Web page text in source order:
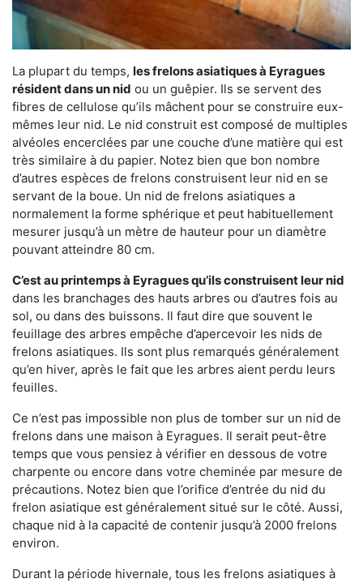
La plupart du temps, les frelons asiatiques à Eyragues
résident dans un nid ou un guêpier. Ils se servent des
fibres de cellulose qu’ils mâchent pour se construire eux-
mêmes leur nid. Le nid construit est composé de multiples
alvéoles encerclées par une couche d’une matière qui est
très similaire à du papier. Notez bien que bon nombre
d’autres espèces de frelons construisent leur nid en se
servant de la boue. Un nid de frelons asiatiques a
normalement la forme sphérique et peut habituellement
mesurer jusqu’à un mètre de hauteur pour un diamètre
pouvant atteindre 80 cm.
C’est au printemps à Eyragues qu’ils construisent leur nid
dans les branchages des hauts arbres ou d’autres fois au
sol, ou dans des buissons. Il faut dire que souvent le
feuillage des arbres empêche d’apercevoir les nids de
frelons asiatiques. Ils sont plus remarqués généralement
qu’en hiver, après le fait que les arbres aient perdu leurs
feuilles.
Ce n’est pas impossible non plus de tomber sur un nid de
frelons dans une maison à Eyragues. Il serait peut-être
temps que vous pensiez à vérifier en dessous de votre
charpente ou encore dans votre cheminée par mesure de
précautions. Notez bien que l’orifice d’entrée du nid du
frelon asiatique est généralement situé sur le côté. Aussi,
chaque nid à la capacité de contenir jusqu’à 2000 frelons
environ.
Durant la période hivernale, tous les frelons asiatiques à